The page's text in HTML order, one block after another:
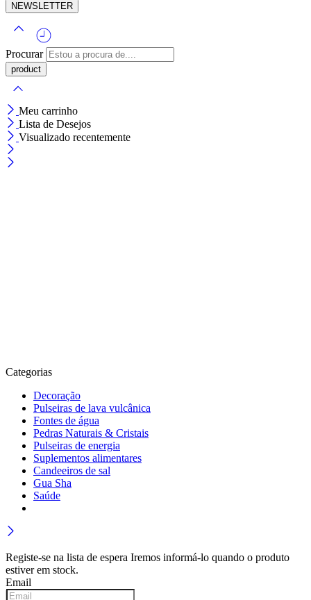
NEWSLETTER
Procurar
Meu carrinho
Lista de Desejos
Visualizado recentemente
Categorias
Decoração
Pulseiras de lava vulcânica
Fontes de água
Pedras Naturais & Cristais
Pulseiras de energia
Suplementos alimentares
Candeeiros de sal
Gua Sha
Saúde
Registe-se na lista de espera Iremos informá-lo quando o produto
estiver em stock.
Email